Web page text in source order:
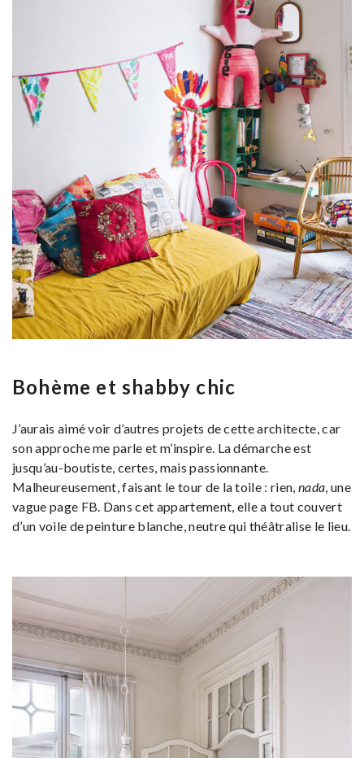
Bohème et shabby chic
J’aurais aimé voir d’autres projets de cette architecte, car
son approche me parle et m’inspire. La démarche est
jusqu’au-boutiste, certes, mais passionnante.
Malheureusement, faisant le tour de la toile : rien, nada , une
vague page FB. Dans cet appartement, elle a tout couvert
d’un voile de peinture blanche, neutre qui théâtralise le lieu.